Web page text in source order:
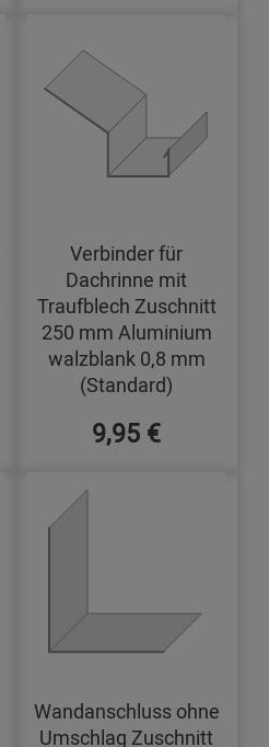
Verbinder für
Dachrinne mit
Traufblech Zuschnitt
250 mm Aluminium
walzblank 0,8 mm
(Standard)
9,95 €
Wandanschluss ohne
Umschlag Zuschnitt